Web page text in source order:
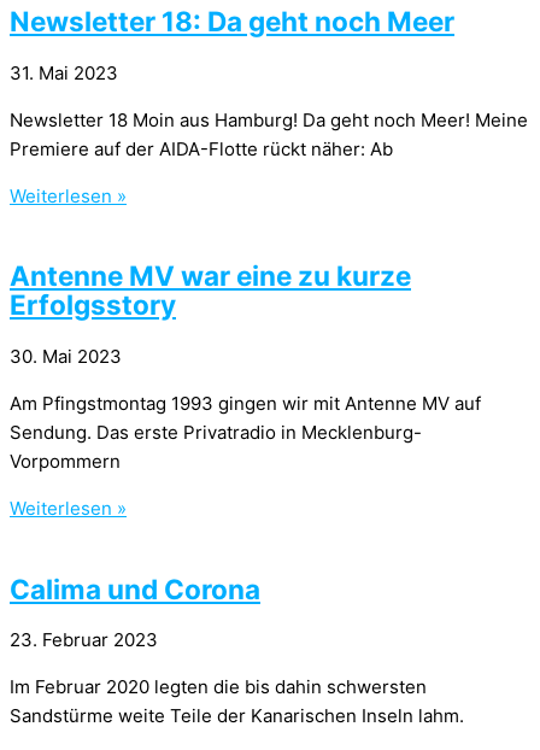
Newsletter 18: Da geht noch Meer
31. Mai 2023
Newsletter 18 Moin aus Hamburg! Da geht noch Meer! Meine
Premiere auf der AIDA-Flotte rückt näher: Ab
Weiterlesen »
Antenne MV war eine zu kurze
Erfolgsstory
30. Mai 2023
Am Pfingstmontag 1993 gingen wir mit Antenne MV auf
Sendung. Das erste Privatradio in Mecklenburg-
Vorpommern
Weiterlesen »
Calima und Corona
23. Februar 2023
Im Februar 2020 legten die bis dahin schwersten
Sandstürme weite Teile der Kanarischen Inseln lahm.